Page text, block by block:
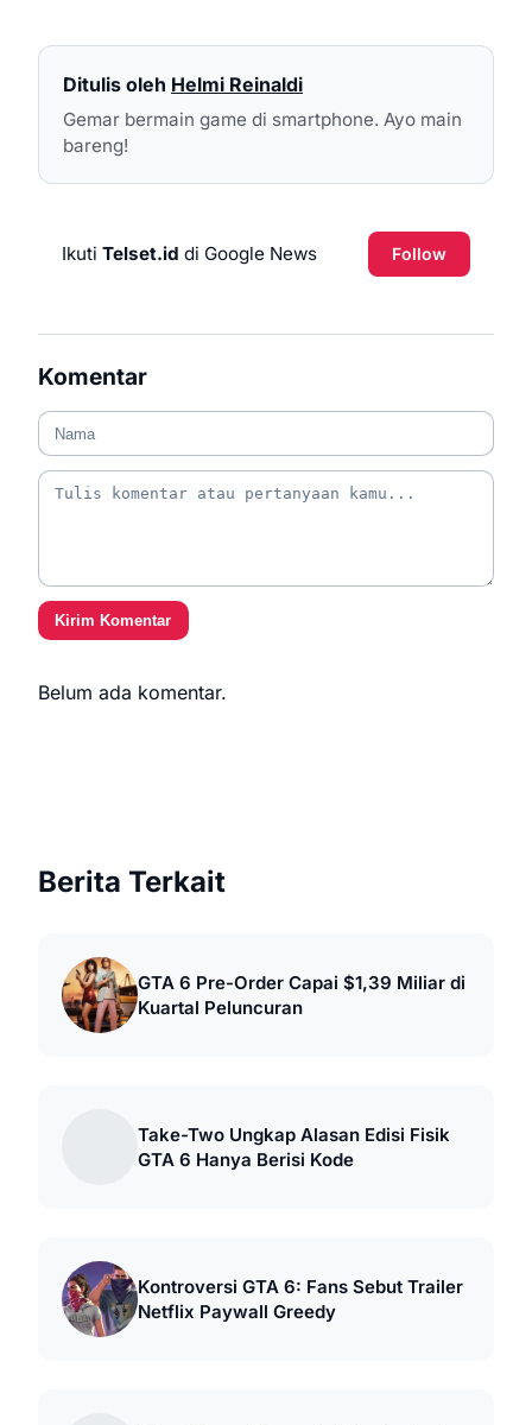
Ditulis oleh Helmi Reinaldi
Gemar bermain game di smartphone. Ayo main
bareng!
Ikuti Telset.id di Google News Follow
Komentar
Kirim Komentar
Belum ada komentar.
Berita Terkait
GTA 6 Pre-Order Capai $1,39 Miliar di
Kuartal Peluncuran
Take-Two Ungkap Alasan Edisi Fisik
GTA 6 Hanya Berisi Kode
Kontroversi GTA 6: Fans Sebut Trailer
Netflix Paywall Greedy